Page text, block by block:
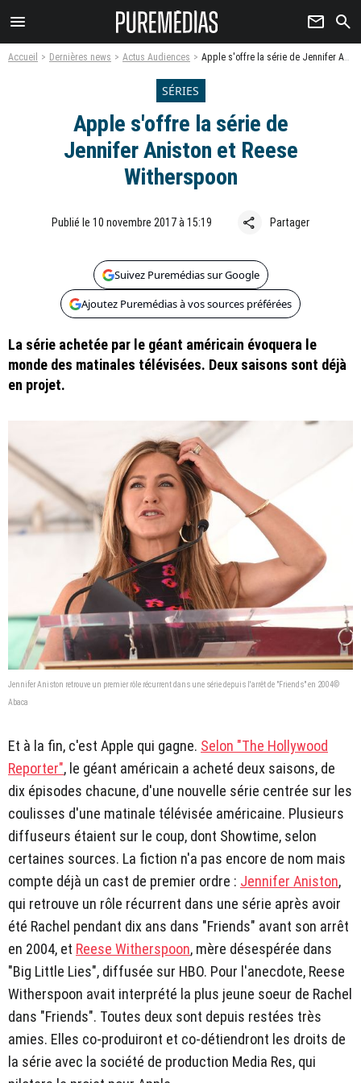
menu newsletter search
Accueil Dernières news Actus Audiences Apple s'offre la série de Jennifer Aniston et Reese Witherspoon
SÉRIES
Apple s'offre la série de
Jennifer Aniston et Reese
Witherspoon
Publié le 10 novembre 2017 à 15:19 share Partager
Suivez Puremédias sur Google
Ajoutez Puremédias à vos sources préférées
La série achetée par le géant américain évoquera le
monde des matinales télévisées. Deux saisons sont déjà
en projet.
Jennifer Aniston retrouve un premier rôle récurrent dans une série depuis l'arrêt de "Friends" en 2004©
Abaca
Et à la fin, c'est Apple qui gagne. Selon "The Hollywood
Reporter", le géant américain a acheté deux saisons, de
dix épisodes chacune, d'une nouvelle série centrée sur les
coulisses d'une matinale télévisée américaine. Plusieurs
diffuseurs étaient sur le coup, dont Showtime, selon
certaines sources. La fiction n'a pas encore de nom mais
compte déjà un cast de premier ordre : Jennifer Aniston,
qui retrouve un rôle récurrent dans une série après avoir
été Rachel pendant dix ans dans "Friends" avant son arrêt
en 2004, et Reese Witherspoon, mère désespérée dans
"Big Little Lies", diffusée sur HBO. Pour l'anecdote, Reese
Witherspoon avait interprété la plus jeune soeur de Rachel
dans "Friends". Toutes deux sont depuis restées très
amies. Elles co-produiront et co-détiendront les droits de
la série avec la société de production Media Res, qui